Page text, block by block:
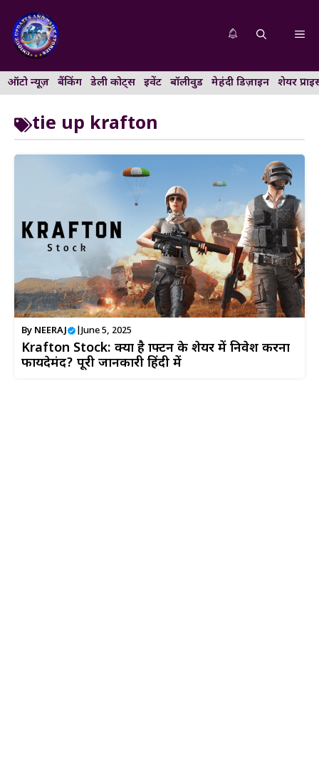
content
ऑटो न्यूज़ बैंकिंग डेली कोट्स इवेंट बॉलीवुड मेहंदी डिज़ाइन शेयर
tie up krafton
By NEERAJ June 5, 2025
Krafton Stock: क्या है क्राफ्टन के शेयर में निवेश करना
फायदेमंद? पूरी जानकारी हिंदी में